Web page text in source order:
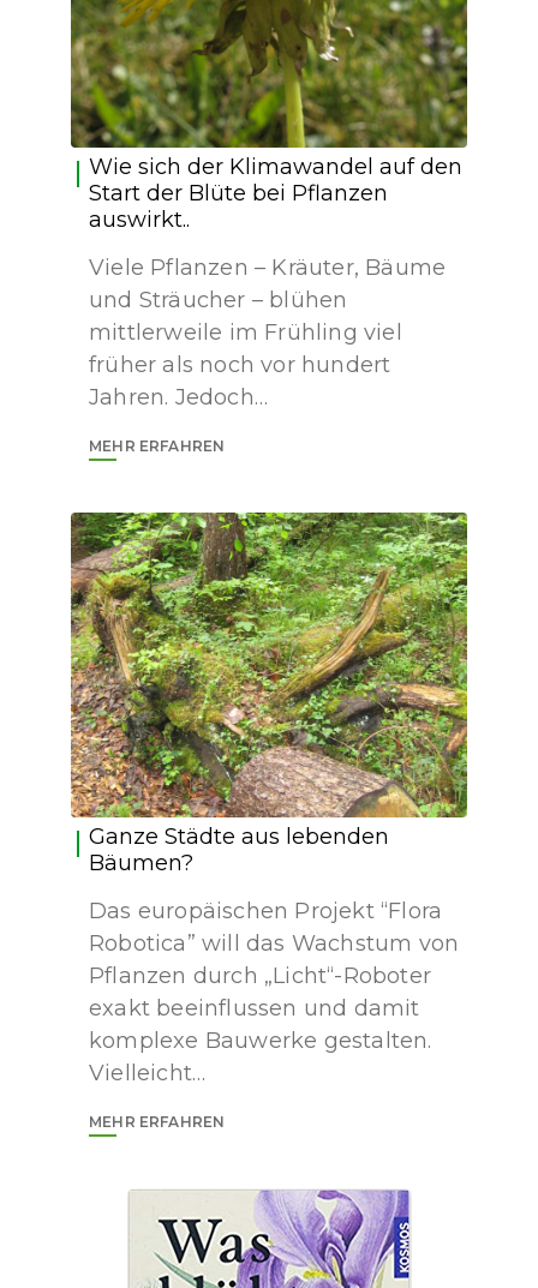
Wie sich der Klimawandel auf den
Start der Blüte bei Pflanzen
auswirkt..
Viele Pflanzen – Kräuter, Bäume
und Sträucher – blühen
mittlerweile im Frühling viel
früher als noch vor hundert
Jahren. Jedoch…
MEHR ERFAHREN
Ganze Städte aus lebenden
Bäumen?
Das europäischen Projekt “Flora
Robotica” will das Wachstum von
Pflanzen durch „Licht“-Roboter
exakt beeinflussen und damit
komplexe Bauwerke gestalten.
Vielleicht…
MEHR ERFAHREN